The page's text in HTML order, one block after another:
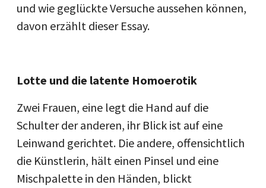
und wie geglückte Versuche aussehen können,
davon erzählt dieser Essay.
Lotte und die latente Homoerotik
Zwei Frauen, eine legt die Hand auf die
Schulter der anderen, ihr Blick ist auf eine
Leinwand gerichtet. Die andere, offensichtlich
die Künstlerin, hält einen Pinsel und eine
Mischpalette in den Händen, blickt